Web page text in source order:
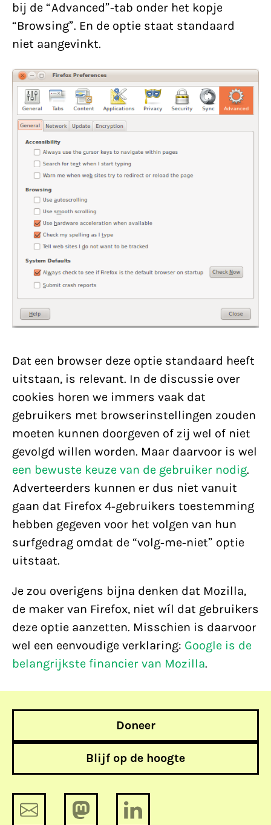
bij de “Advanced”-tab onder het kopje
“Browsing”. En de optie staat standaard
niet aangevinkt.
Dat een browser deze optie standaard heeft
uitstaan, is relevant. In de discussie over
cookies horen we immers vaak dat
gebruikers met browserinstellingen zouden
moeten kunnen doorgeven of zij wel of niet
gevolgd willen worden. Maar daarvoor is wel
een bewuste keuze van de gebruiker nodig.
Adverteerders kunnen er dus niet vanuit
gaan dat Firefox 4-gebruikers toestemming
hebben gegeven voor het volgen van hun
surfgedrag omdat de “volg-me-niet” optie
uitstaat.
Je zou overigens bijna denken dat Mozilla,
de maker van Firefox, niet wíl dat gebruikers
deze optie aanzetten. Misschien is daarvoor
wel een eenvoudige verklaring: Google is de
belangrijkste financier van Mozilla.
Doneer
Blijf op de hoogte